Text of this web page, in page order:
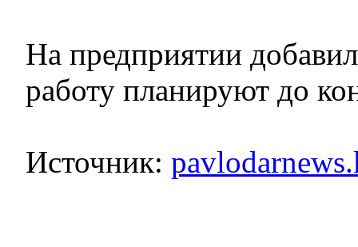
На предприятии
работу планируют до
Источник: